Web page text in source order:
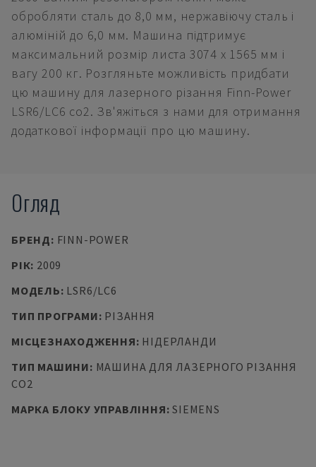
обробляти сталь до 8,0 мм, нержавіючу сталь і
алюміній до 6,0 мм. Машина підтримує
максимальний розмір листа 3074 x 1565 мм і
вагу 200 кг. Розгляньте можливість придбати
цю машину для лазерного різання Finn-Power
LSR6/LC6 co2. Зв'яжіться з нами для отримання
додаткової інформації про цю машину.
Огляд
БРЕНД: FINN-POWER
РІК: 2009
МОДЕЛЬ: LSR6/LC6
ТИП ПРОГРАМИ: РІЗАННЯ
МІСЦЕЗНАХОДЖЕННЯ: НІДЕРЛАНДИ
ТИП МАШИНИ: МАШИНА ДЛЯ ЛАЗЕРНОГО РІЗАННЯ
CO2
МАРКА БЛОКУ УПРАВЛІННЯ:SIEMENS